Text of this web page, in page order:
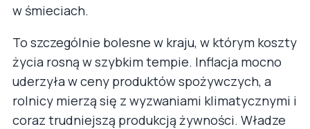
w śmieciach.
To szczególnie bolesne w kraju, w którym koszty
życia rosną w szybkim tempie. Inflacja mocno
uderzyła w ceny produktów spożywczych, a
rolnicy mierzą się z wyzwaniami klimatycznymi i
coraz trudniejszą produkcją żywności. Władze